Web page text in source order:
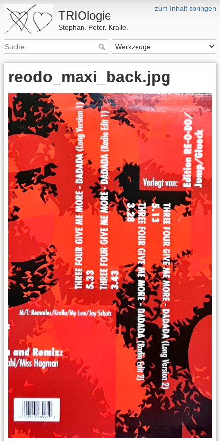
zum Inhalt springen
TRIOlogie
Stephan. Peter. Kralle.
reodo_maxi_back.jpg